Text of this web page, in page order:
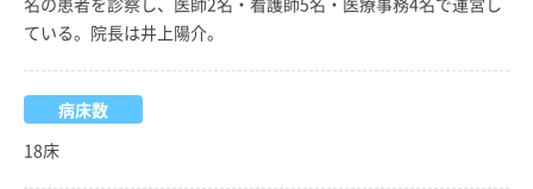
ている。院長は井上陽介。
病床数
18床